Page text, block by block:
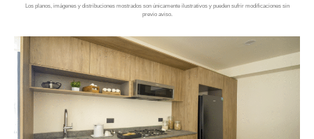
Los planos, imágenes y distribuciones mostrados son únicamente ilustrativos y pueden sufrir modificaciones sin
previo aviso.